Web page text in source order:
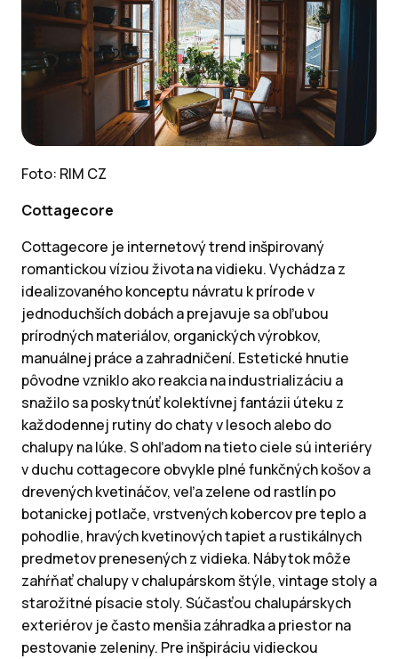
Foto: RIM CZ
Cottagecore
Cottagecore je internetový trend inšpirovaný
romantickou víziou života na vidieku. Vychádza z
idealizovaného konceptu návratu k prírode v
jednoduchších dobách a prejavuje sa obľubou
prírodných materiálov, organických výrobkov,
manuálnej práce a zahradničení. Estetické hnutie
pôvodne vzniklo ako reakcia na industrializáciu a
snažilo sa poskytnúť kolektívnej fantázii úteku z
každodennej rutiny do chaty v lesoch alebo do
chalupy na lúke. S ohľadom na tieto ciele sú interiéry
v duchu cottagecore obvykle plné funkčných košov a
drevených kvetináčov, veľa zelene od rastlín po
botanickej potlače, vrstvených kobercov pre teplo a
pohodlie, hravých kvetinových tapiet a rustikálnych
predmetov prenesených z vidieka. Nábytok môže
zahŕňať chalupy v chalupárskom štýle, vintage stoly a
starožitné písacie stoly. Súčasťou chalupárskych
exteriérov je často menšia záhradka a priestor na
pestovanie zeleniny. Pre inšpiráciu vidieckou